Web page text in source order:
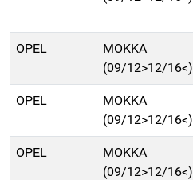
OPEL
MOKKA
(09/12>12/16<)
OPEL
MOKKA
(09/12>12/16<)
OPEL
MOKKA
(09/12>12/16<)